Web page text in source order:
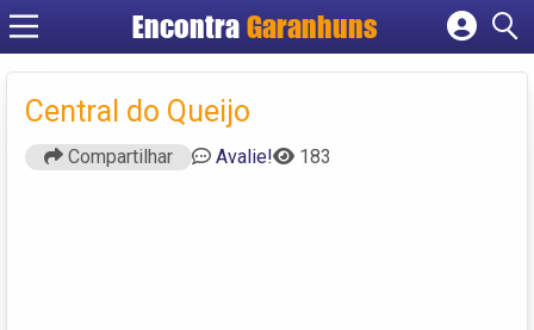
EncontraGaranhuns
Cadastrar empresa
Criar conta
Central do Queijo
Compartilhar Avalie! 183